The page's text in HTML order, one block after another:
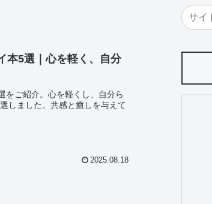
本5選｜心を軽く、自分
をご紹介。心を軽くし、自分ら
しました。共感と癒しを与えて
2025.08.18